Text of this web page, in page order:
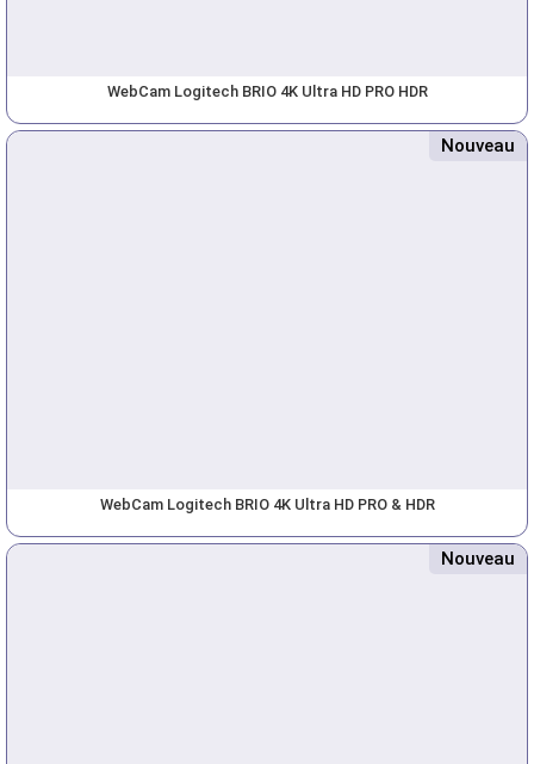
WebCam Logitech BRIO 4K Ultra HD PRO HDR
Nouveau
WebCam Logitech BRIO 4K Ultra HD PRO & HDR
Nouveau